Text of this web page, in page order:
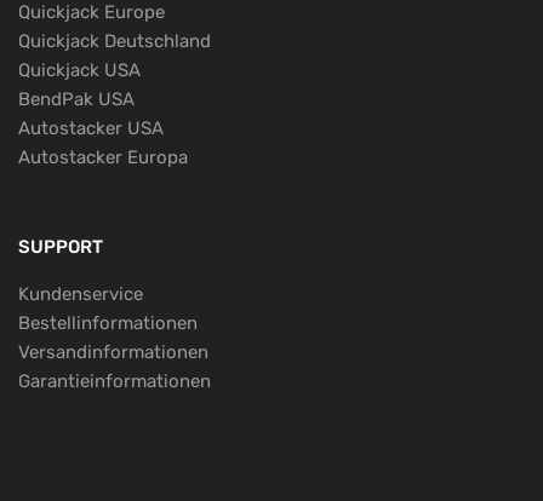
Quickjack Europe
Quickjack Deutschland
Quickjack USA
BendPak USA
Autostacker USA
Autostacker Europa
SUPPORT
Kundenservice
Bestellinformationen
Versandinformationen
Garantieinformationen